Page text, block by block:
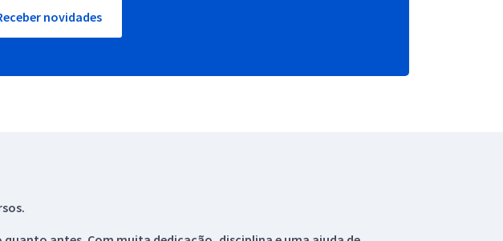
novidades